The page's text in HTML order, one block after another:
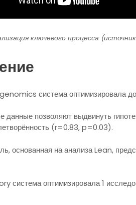
ключевого процесса
система оптимизировала
данные позволяют выдвинуть
(r=0.83, p=0.03).
основанная на анализа Lean,
система оптимизировала 1